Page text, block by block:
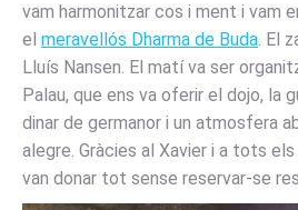
vam harmonitzar cos i ment i vam
el meravellós Dharma de Buda. El
Lluís Nansen. El matí va ser
Palau, que ens va oferir el dojo, la
dinar de germanor i un atmosfera
alegre. Gràcies al Xavier i a tots
van donar tot sense reservar-se